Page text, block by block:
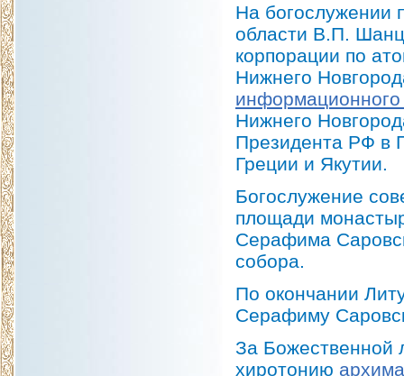
На богослужении
области В.П.
корпорации по
Нижнего
информационного
Нижнего
Президента РФ в
Греции и Якутии.
Богослужение
площади
Серафима
собора.
По окончании
Серафиму
За Божественной
хиротонию